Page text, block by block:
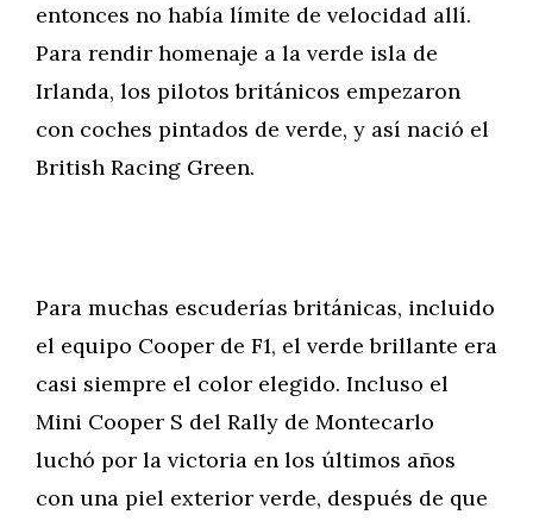
entonces no había límite de velocidad allí.
Para rendir homenaje a la verde isla de
Irlanda, los pilotos británicos empezaron
con coches pintados de verde, y así nació el
British Racing Green.
Para muchas escuderías británicas, incluido
el equipo Cooper de F1, el verde brillante era
casi siempre el color elegido. Incluso el
Mini Cooper S del Rally de Montecarlo
luchó por la victoria en los últimos años
con una piel exterior verde, después de que